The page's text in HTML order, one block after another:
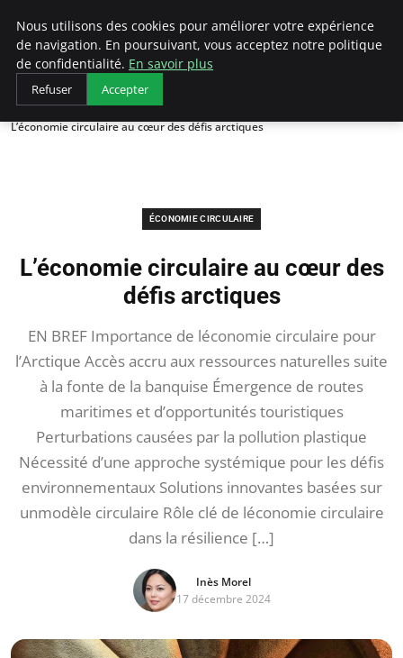
Arcticclimateemergency
Accueil
Économie circulaire
L’économie circulaire au cœur des défis arctiques
ÉCONOMIE CIRCULAIRE
L’économie circulaire au cœur des
défis arctiques
EN BREF Importance de léconomie circulaire pour
l’Arctique Accès accru aux ressources naturelles suite
à la fonte de la banquise Émergence de routes
maritimes et d’opportunités touristiques
Perturbations causées par la pollution plastique
Nécessité d’une approche systémique pour les défis
environnementaux Solutions innovantes basées sur
unmodèle circulaire Rôle clé de léconomie circulaire
dans la résilience […]
Inès Morel
17 décembre 2024
Nous utilisons des cookies pour améliorer votre expérience
de navigation. En poursuivant, vous acceptez notre politique
de confidentialité. En savoir plus
Refuser Accepter